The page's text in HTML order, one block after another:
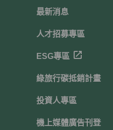
最新消息
人才招募專區
ESG專區
綠旅行碳抵銷計畫
投資人專區
機上媒體廣告刊登